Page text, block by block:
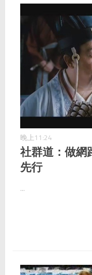
晚上11:24
社群道：做網
先行
...